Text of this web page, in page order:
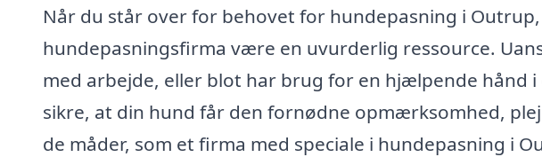
Når du står over for behovet for hundepasning i
hundepasningsfirma være en uvurderlig ressource.
med arbejde, eller blot har brug for en hjælpende hånd
sikre, at din hund får den fornødne opmærksomhed,
de måder, som et firma med speciale i hundepasning i